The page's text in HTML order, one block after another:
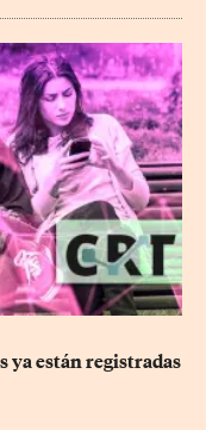
ya están registradas